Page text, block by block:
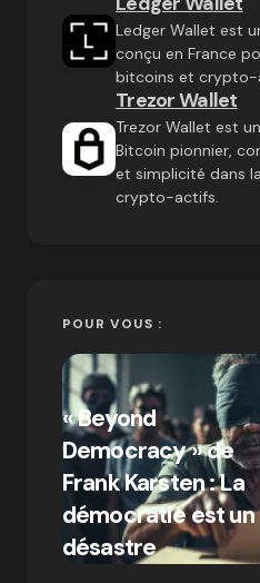
Ledger Wallet est
conçu en France
bitcoins et crypto-
Trezor Wallet
Trezor Wallet est
Bitcoin pionnier,
et simplicité dans
crypto-actifs.
POUR VOUS :
« Beyond
Democracy » de
Frank Karsten : La
démocratie est un
désastre